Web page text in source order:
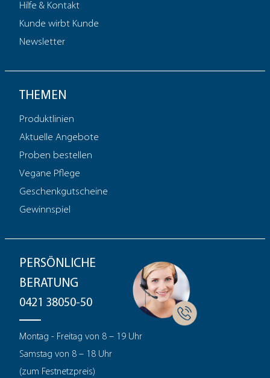
Hilfe & Kontakt
Kunde wirbt Kunde
Newsletter
THEMEN
Produktlinien
Aktuelle Angebote
Proben bestellen
Vegane Pflege
Geschenkgutscheine
Gewinnspiel
PERSÖNLICHE
BERATUNG
0421 38050-50
Montag - Freitag von 8 – 19 Uhr
Samstag von 8 – 18 Uhr
(zum Festnetzpreis)